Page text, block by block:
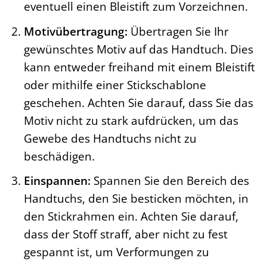
eventuell einen Bleistift zum Vorzeichnen.
Motivübertragung: Übertragen Sie Ihr
gewünschtes Motiv auf das Handtuch. Dies
kann entweder freihand mit einem Bleistift
oder mithilfe einer Stickschablone
geschehen. Achten Sie darauf, dass Sie das
Motiv nicht zu stark aufdrücken, um das
Gewebe des Handtuchs nicht zu
beschädigen.
Einspannen: Spannen Sie den Bereich des
Handtuchs, den Sie besticken möchten, in
den Stickrahmen ein. Achten Sie darauf,
dass der Stoff straff, aber nicht zu fest
gespannt ist, um Verformungen zu